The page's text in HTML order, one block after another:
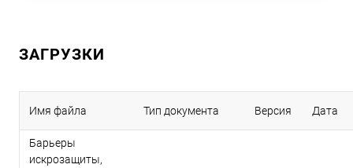
ЗАГРУЗКИ
Имя файла Тип документа Версия Дата
Барьеры
искрозащиты,